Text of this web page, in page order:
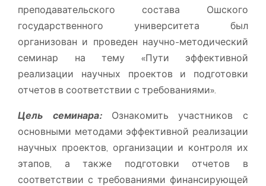
преподавательского состава Ошского
государственного университета был
организован и проведен научно-методический
семинар на тему «Пути эффективной
реализации научных проектов и подготовки
отчетов в соответствии с требованиями».
Цель семинара:
Ознакомить участников с
основными методами эффективной реализации
научных проектов, организации и контроля их
этапов, а также подготовки отчетов в
соответствии с требованиями финансирующей